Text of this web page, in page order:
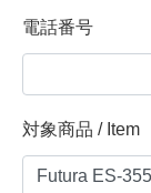
電話番号
対象商品 / Item